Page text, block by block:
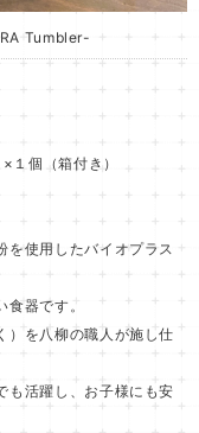
Tumbler-
個（箱付き）
を使用したバイオプラス
器です。
）を八柳の職人が施し仕
も活躍し、お子様にも安